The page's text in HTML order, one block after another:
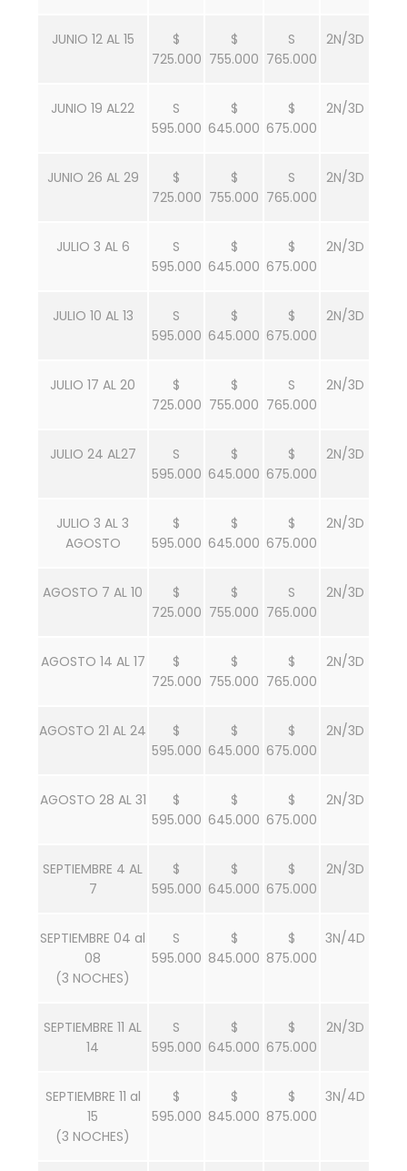
JUNIO 12 AL 15
$
725.000
$
755.000
S
765.000
2N/3D
JUNIO 19 AL22
S
595.000
$
645.000
$
675.000
2N/3D
JUNIO 26 AL 29
$
725.000
$
755.000
S
765.000
2N/3D
JULIO 3 AL 6
S
595.000
$
645.000
$
675.000
2N/3D
JULIO 10 AL 13
S
595.000
$
645.000
$
675.000
2N/3D
JULIO 17 AL 20
$
725.000
$
755.000
S
765.000
2N/3D
JULIO 24 AL27
S
595.000
$
645.000
$
675.000
2N/3D
JULIO 3 AL 3
AGOSTO
$
595.000
$
645.000
$
675.000
2N/3D
AGOSTO 7 AL 10
$
725.000
$
755.000
S
765.000
2N/3D
AGOSTO 14 AL 17
$
725.000
$
755.000
$
765.000
2N/3D
AGOSTO 21 AL 24
$
595.000
$
645.000
$
675.000
2N/3D
AGOSTO 28 AL 31
$
595.000
$
645.000
$
675.000
2N/3D
SEPTIEMBRE 4 AL
7
$
595.000
$
645.000
$
675.000
2N/3D
SEPTIEMBRE 04 al
08
(3 NOCHES)
S
595.000
$
845.000
$
875.000
3N/4D
SEPTIEMBRE 11 AL
14
S
595.000
$
645.000
$
675.000
2N/3D
SEPTIEMBRE 11 al
15
(3 NOCHES)
$
595.000
$
845.000
$
875.000
3N/4D